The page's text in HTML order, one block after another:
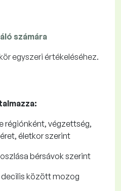
számára
egyszeri értékeléséhez.
régiónként, végzettség,
életkor szerint
​​bérsávok szerint
decilis között mozog